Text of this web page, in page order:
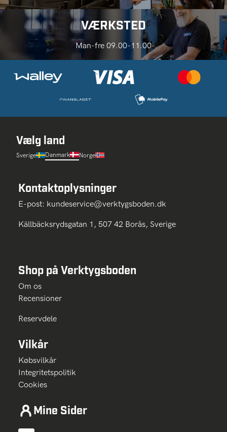
VÆRKSTED
Man-fre 09.00-11.00
Vælg land
Sverige Danmark Norge
Kontaktoplysninger
E-post: kundeservice@verktygsboden.dk
Källbäcksrydsgatan 1, 507 42 Borås, Sverige
Shop på Verktygsboden
Om os
Recensioner
Reservdele
Vilkår
Købsvilkår
Integritetspolitik
Cookies
Mine Sider